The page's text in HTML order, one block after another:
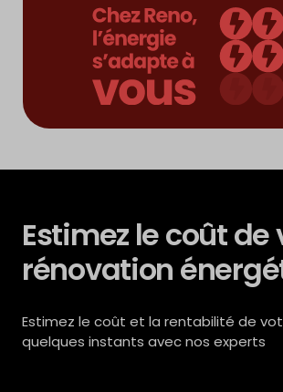
Estimez le coût de
rénovation
Estimez le coût et la rentabilité de
quelques instants avec nos experts